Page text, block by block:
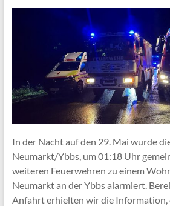
In der Nacht auf den 29. Mai wurde
Neumarkt/Ybbs, um 01:18 Uhr
weiteren Feuerwehren zu einem
Neumarkt an der Ybbs alarmiert.
Anfahrt erhielten wir die Information,